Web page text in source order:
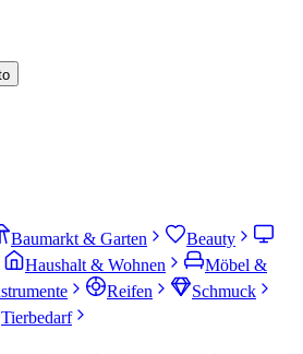
Baumarkt & Garten
Beauty
Haushalt & Wohnen
Möbel &
Reifen
Schmuck
Tierbedarf